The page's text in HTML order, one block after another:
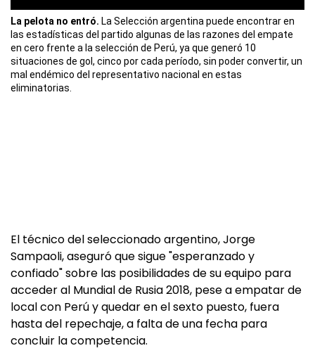
La pelota no entró. La Selección argentina puede encontrar en
las estadísticas del partido algunas de las razones del empate
en cero frente a la selección de Perú, ya que generó 10
situaciones de gol, cinco por cada período, sin poder convertir, un
mal endémico del representativo nacional en estas
eliminatorias.
El técnico del seleccionado argentino, Jorge
Sampaoli, aseguró que sigue "esperanzado y
confiado" sobre las posibilidades de su equipo para
acceder al Mundial de Rusia 2018, pese a empatar de
local con Perú y quedar en el sexto puesto, fuera
hasta del repechaje, a falta de una fecha para
concluir la competencia.